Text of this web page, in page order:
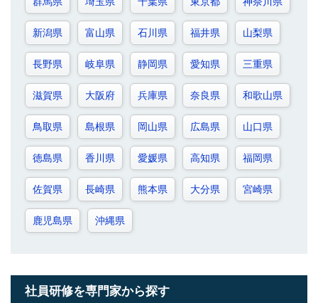
新潟県 富山県 石川県 福井県 山梨県
長野県 岐阜県 静岡県 愛知県 三重県
滋賀県 大阪府 兵庫県 奈良県 和歌山県
鳥取県 島根県 岡山県 広島県 山口県
徳島県 香川県 愛媛県 高知県 福岡県
佐賀県 長崎県 熊本県 大分県 宮崎県
鹿児島県 沖縄県
社員研修を専門家から探す